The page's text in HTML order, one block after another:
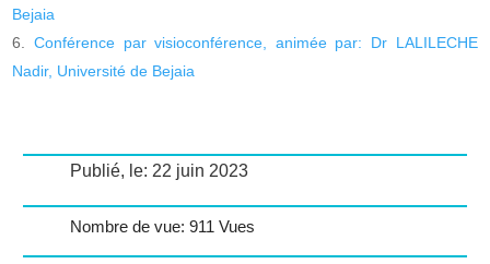
Bejaia
Conférence par visioconférence, animée par: Dr LALILECHE
Nadir, Université de Bejaia
Publié, le: 22 juin 2023
Nombre de vue: 911 Vues